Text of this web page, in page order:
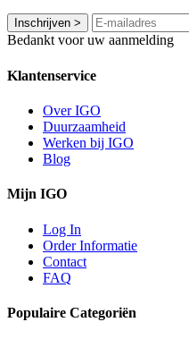
Inschrijven >
Bedankt voor uw aanmelding
Klantenservice
Over IGO
Duurzaamheid
Werken bij IGO
Blog
Mijn IGO
Log In
Order Informatie
Contact
FAQ
Populaire Categoriën